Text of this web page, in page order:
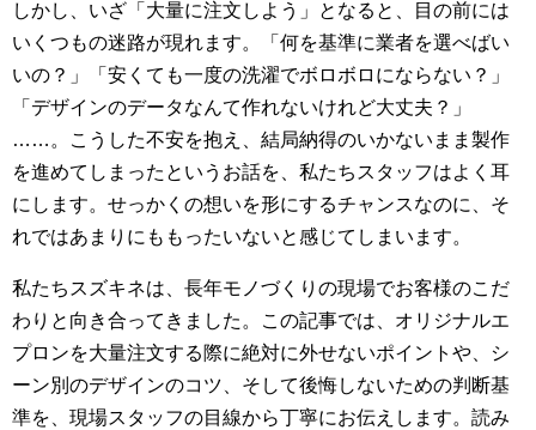
しかし、いざ「大量に注文しよう」となると、目の前には
いくつもの迷路が現れます。「何を基準に業者を選べばい
いの？」「安くても一度の洗濯でボロボロにならない？」
「デザインのデータなんて作れないけれど大丈夫？」
……。こうした不安を抱え、結局納得のいかないまま製作
を進めてしまったというお話を、私たちスタッフはよく耳
にします。せっかくの想いを形にするチャンスなのに、そ
れではあまりにももったいないと感じてしまいます。
私たちスズキネは、長年モノづくりの現場でお客様のこだ
わりと向き合ってきました。この記事では、オリジナルエ
プロンを大量注文する際に絶対に外せないポイントや、シ
ーン別のデザインのコツ、そして後悔しないための判断基
準を、現場スタッフの目線から丁寧にお伝えします。読み